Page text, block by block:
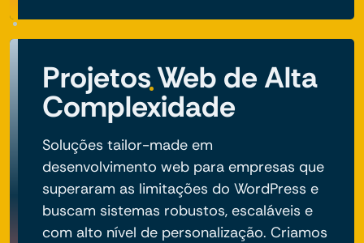
Projetos Web de Alta
Complexidade
Soluções tailor-made em
desenvolvimento web para empresas que
superaram as limitações do WordPress e
buscam sistemas robustos, escaláveis e
com alto nível de personalização. Criamos